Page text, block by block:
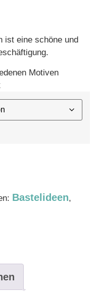
ist eine schöne und
Motiven
Bastelideen,